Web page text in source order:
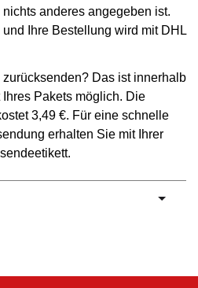
anderes angegeben ist.
Ihre Bestellung wird mit DHL
Das ist innerhalb
Pakets möglich. Die
3,49 €. Für eine schnelle
erhalten Sie mit Ihrer